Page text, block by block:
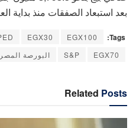
بعد استبعاد الصفقات منذ بداية
Tags:
EGX100
EGX30
EGX70
S&P البورصة
Related Posts